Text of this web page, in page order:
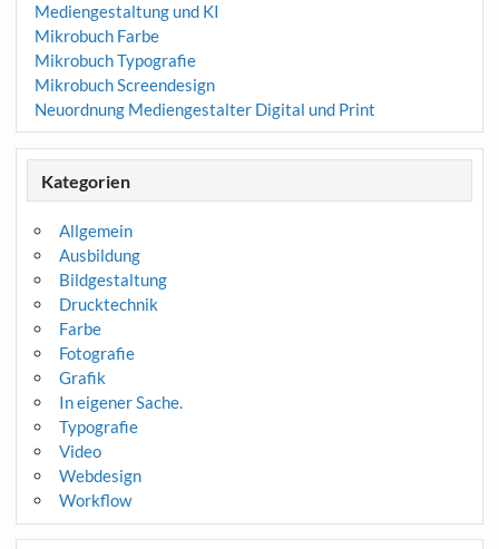
Mediengestaltung und KI
Mikrobuch Farbe
Mikrobuch Typografie
Mikrobuch Screendesign
Neuordnung Mediengestalter Digital und Print
Kategorien
Allgemein
Ausbildung
Bildgestaltung
Drucktechnik
Farbe
Fotografie
Grafik
In eigener Sache.
Typografie
Video
Webdesign
Workflow